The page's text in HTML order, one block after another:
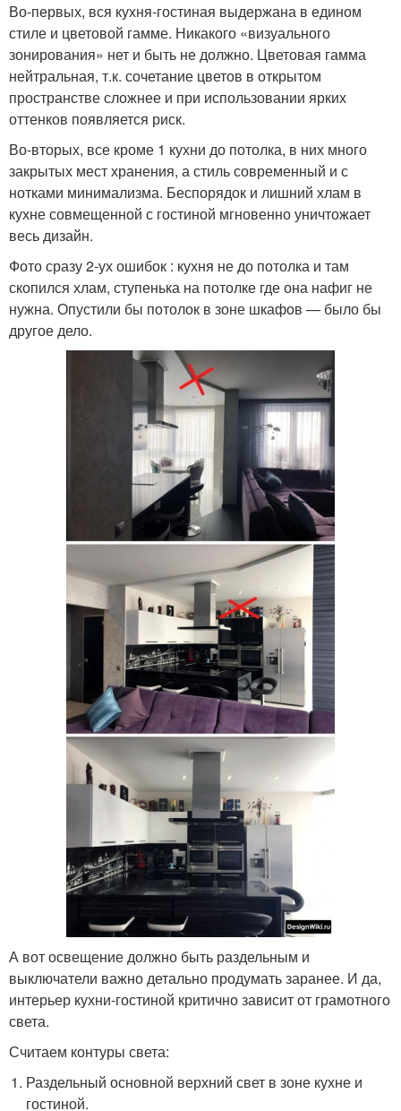
Во-первых, вся кухня-гостиная выдержана в едином
стиле и цветовой гамме. Никакого «визуального
зонирования» нет и быть не должно. Цветовая гамма
нейтральная, т.к. сочетание цветов в открытом
пространстве сложнее и при использовании ярких
оттенков появляется риск.
Во-вторых, все кроме 1 кухни до потолка, в них много
закрытых мест хранения, а стиль современный и с
нотками минимализма. Беспорядок и лишний хлам в
кухне совмещенной с гостиной мгновенно уничтожает
весь дизайн.
Фото сразу 2-ух ошибок : кухня не до потолка и там
скопился хлам, ступенька на потолке где она нафиг не
нужна. Опустили бы потолок в зоне шкафов — было бы
другое дело.
А вот освещение должно быть раздельным и
выключатели важно детально продумать заранее. И да,
интерьер кухни-гостиной критично зависит от грамотного
света.
Считаем контуры света:
Раздельный основной верхний свет в зоне кухне и
гостиной.